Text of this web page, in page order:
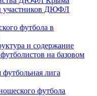
участников ДЮФЛ
футбола в
и содержание
на базовом
лига
футбола